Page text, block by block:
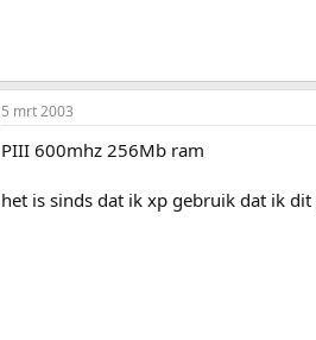
5 mrt 2003
PIII 600mhz 256Mb ram
het is sinds dat ik xp gebruik dat ik